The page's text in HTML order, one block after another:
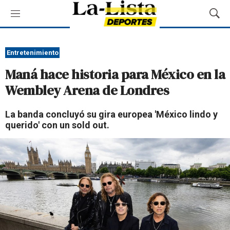
M
e
ú
M
o
a
r
s
u
e
d
a
Entretenimiento
Maná hace historia para México en la
Wembley Arena de Londres
La banda concluyó su gira europea 'México lindo y
querido' con un sold out.